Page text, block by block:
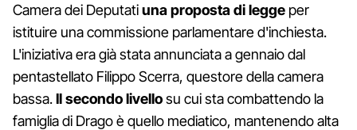
Camera dei Deputatiuna proposta di legge per
istituire una commissione parlamentare d'inchiesta.
L'iniziativa era già stata annunciata a gennaio dal
pentastellato Filippo Scerra, questore della camera
bassa.Ilsecondolivellosu cui sta combattendo la
famiglia di Drago è quello mediatico, mantenendo alta